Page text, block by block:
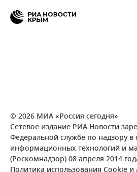
© 2026 МИА «Россия сегодня»
Сетевое издание РИА Новости
Федеральной службе по надзору в
информационных технологий и
(Роскомнадзор) 08 апреля 2014